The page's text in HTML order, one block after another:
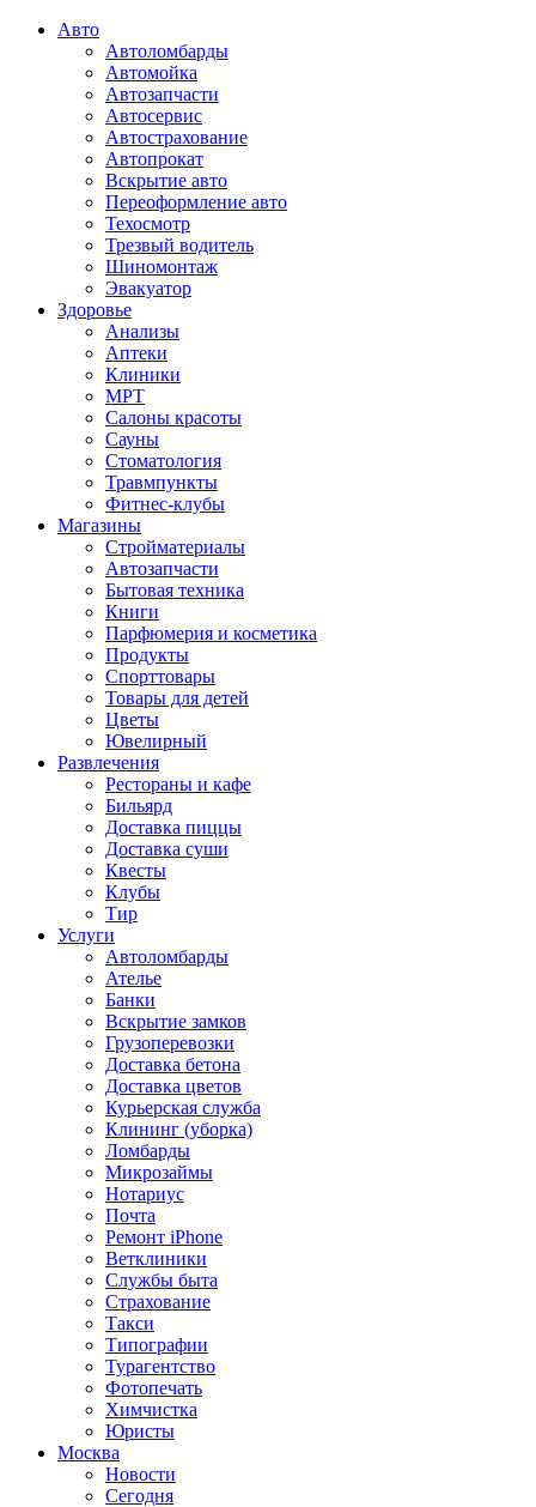
Авто
Автоломбарды
Автомойка
Автозапчасти
Автосервис
Автострахование
Автопрокат
Вскрытие авто
Переоформление авто
Техосмотр
Трезвый водитель
Шиномонтаж
Эвакуатор
Здоровье
Анализы
Аптеки
Клиники
МРТ
Салоны красоты
Сауны
Стоматология
Травмпункты
Фитнес-клубы
Магазины
Стройматериалы
Автозапчасти
Бытовая техника
Книги
Парфюмерия и косметика
Продукты
Спорттовары
Товары для детей
Цветы
Ювелирный
Развлечения
Рестораны и кафе
Бильярд
Доставка пиццы
Доставка суши
Квесты
Клубы
Тир
Услуги
Автоломбарды
Ателье
Банки
Вскрытие замков
Грузоперевозки
Доставка бетона
Доставка цветов
Курьерская служба
Клининг (уборка)
Ломбарды
Микрозаймы
Нотариус
Почта
Ремонт iPhone
Ветклиники
Службы быта
Страхование
Такси
Типографии
Турагентство
Фотопечать
Химчистка
Юристы
Москва
Новости
Сегодня